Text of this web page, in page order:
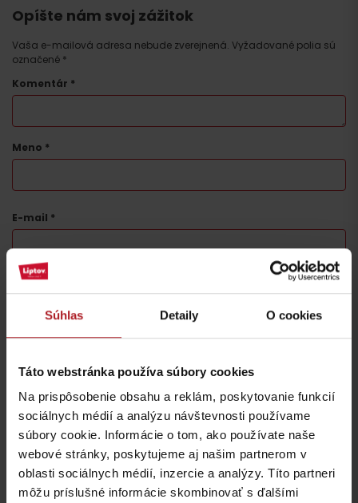
Súhlas Detaily O cookies
Táto webstránka používa súbory cookies
Na prispôsobenie obsahu a reklám, poskytovanie funkcií
sociálnych médií a analýzu návštevnosti používame
súbory cookie. Informácie o tom, ako používate naše
webové stránky, poskytujeme aj našim partnerom v
oblasti sociálnych médií, inzercie a analýzy. Títo partneri
môžu príslušné informácie skombinovať s ďalšími
Opíšte nám svoj zážitok
Vaša e-mailová adresa nebude zverejnená. Vyžadované polia sú
označené *
Komentár *
Meno *
E-mail *
Nezabudnite si prečítať aj ďalšie články
Príchod